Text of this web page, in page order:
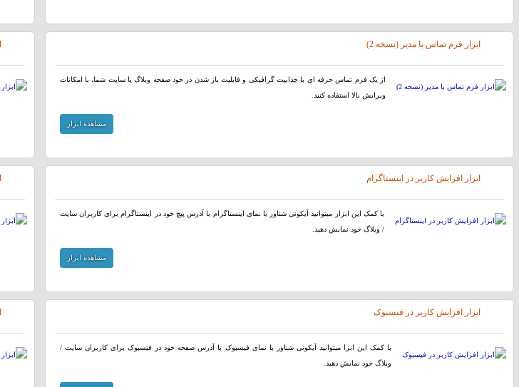
ابزار فرم تماس با مدیر (نسخه 2)
از یک فرم تماس حرفه ای با جذابیت گرافیکی و قابلیت باز شدن در خود صفحه وبلاگ یا سایت شما، با امکانات
ویرایش بالا استفاده کنید.
مشاهده ابزار
ابزار افزایش کاربر در اینستاگرام
با کمک این ابزار میتوانید آیکونی شناور با نمای اینستاگرام با آدرس پیچ خود در اینستاگرام برای کاربران سایت
/ وبلاگ خود نمایش دهید.
مشاهده ابزار
ابزار افزایش کاربر در فیسبوک
با کمک این ابزا میتوانید آیکونی شناور با نمای فیسبوک با آدرس صفحه خود در فیسبوک برای کاربران سایت /
وبلاگ خود نمایش دهید.